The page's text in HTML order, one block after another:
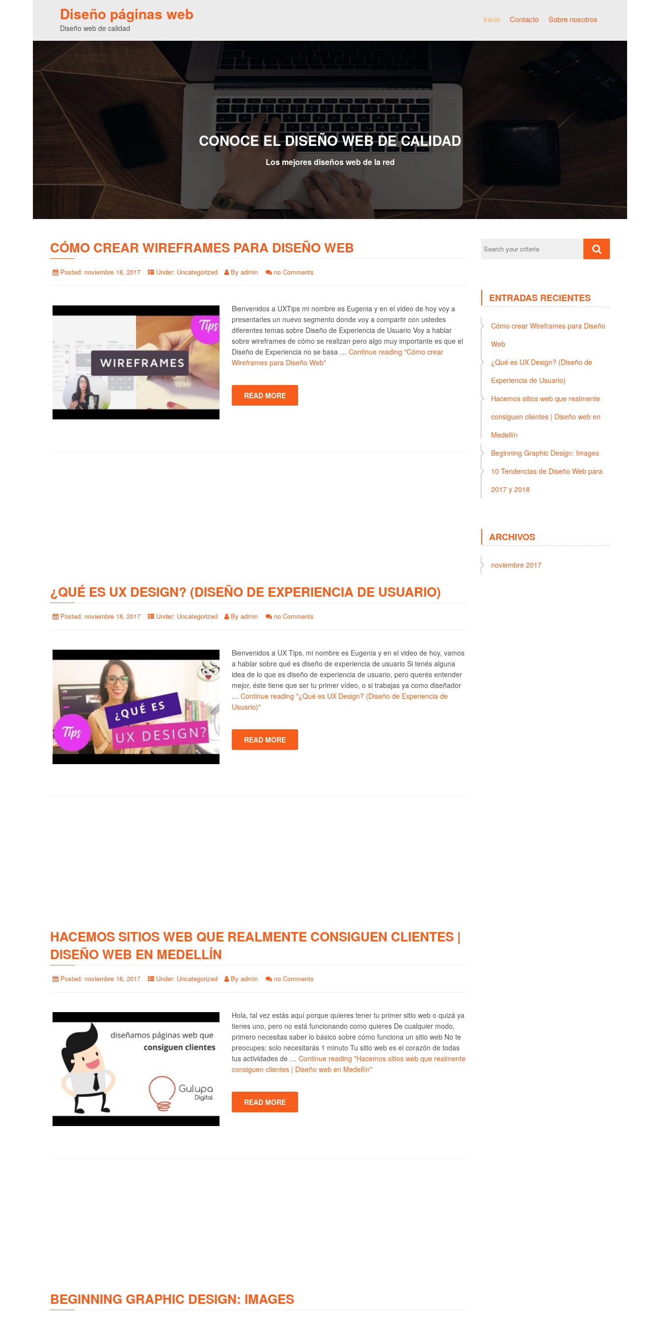
Diseño páginas web
Diseño web de calidad
Inicio Contacto Sobre nosotros
CONOCE EL DISEÑO WEB DE CALIDAD
Los mejores diseños web de la red
CÓMO CREAR WIREFRAMES PARA DISEÑO WEB
Posted: noviembre 18, 2017 Under: Uncategorized By admin no Comments
Bienvenidos a UXTips mi nombre es Eugenia y en el video de hoy voy a
presentarles un nuevo segmento donde voy a compartir con ustedes
diferentes temas sobre Diseño de Experiencia de Usuario Voy a hablar
sobre wireframes de cómo se realizan pero algo muy importante es que el
Diseño de Experiencia no se basa … Continue reading "Cómo crear
Wireframes para Diseño Web"
READ MORE
¿QUÉ ES UX DESIGN? (DISEÑO DE EXPERIENCIA DE USUARIO)
Posted: noviembre 18, 2017 Under: Uncategorized By admin no Comments
Bienvenidos a UX Tips, mi nombre es Eugenia y en el video de hoy, vamos
a hablar sobre qué es diseño de experiencia de usuario Si tenés alguna
idea de lo que es diseño de experiencia de usuario, pero querés entender
mejor, éste tiene que ser tu primer vídeo, o si trabajas ya como diseñador
… Continue reading "¿Qué es UX Design? (Diseño de Experiencia de
Usuario)"
READ MORE
HACEMOS SITIOS WEB QUE REALMENTE CONSIGUEN CLIENTES |
DISEÑO WEB EN MEDELLÍN
Posted: noviembre 18, 2017 Under: Uncategorized By admin no Comments
Hola, tal vez estás aquí porque quieres tener tu primer sitio web o quizá ya
tienes uno, pero no está funcionando como quieres De cualquier modo,
primero necesitas saber lo básico sobre cómo funciona un sitio web No te
preocupes: solo necesitarás 1 minuto Tu sitio web es el corazón de todas
tus actividades de … Continue reading "Hacemos sitios web que realmente
consiguen clientes | Diseño web en Medellín"
READ MORE
BEGINNING GRAPHIC DESIGN: IMAGES
ENTRADAS RECIENTES
Cómo crear Wireframes para Diseño
Web
¿Qué es UX Design? (Diseño de
Experiencia de Usuario)
Hacemos sitios web que realmente
consiguen clientes | Diseño web en
Medellín
Beginning Graphic Design: Images
10 Tendencias de Diseño Web para
2017 y 2018
ARCHIVOS
noviembre 2017